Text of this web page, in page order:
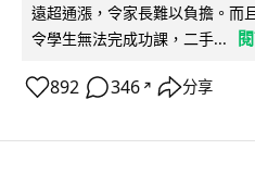
遠超通漲，令家長難以負擔。而
令學生無法完成功課，二手...
892 346 ↗ 分享